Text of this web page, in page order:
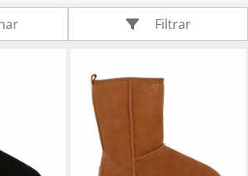
Filtrar